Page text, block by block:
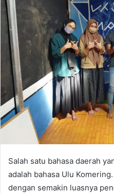
Salah satu bahasa daerah
adalah bahasa Ulu
dengan semakin luasnya